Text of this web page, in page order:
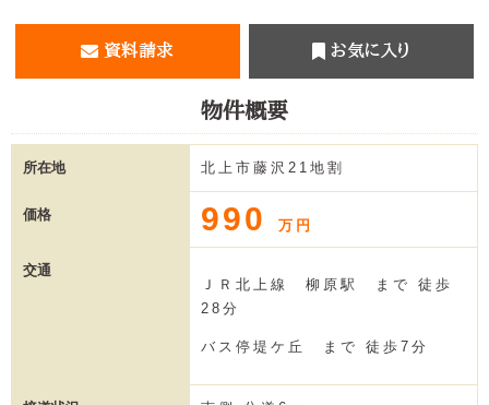
資料請求 お気に入り
物件概要
所在地 北上市藤沢21地割
価格 990 万円
交通
ＪＲ北上線 柳原駅 まで 徒歩
28分
バス停堤ケ丘 まで 徒歩7分